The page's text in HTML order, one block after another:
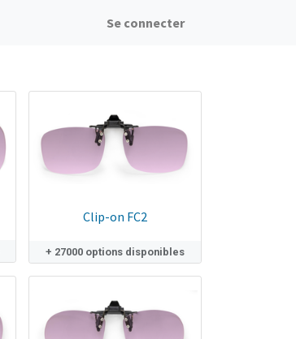
Se connecter
Clip-on FC2
+ 27000 options disponibles